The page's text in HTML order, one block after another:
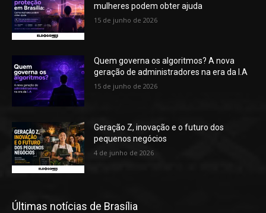
mulheres podem obter ajuda
15 de junho de 2026
Quem governa os algoritmos? A nova
geração de administradores na era da I.A
15 de junho de 2026
Geração Z, inovação e o futuro dos
pequenos negócios
4 de junho de 2026
Últimas notícias de Brasília